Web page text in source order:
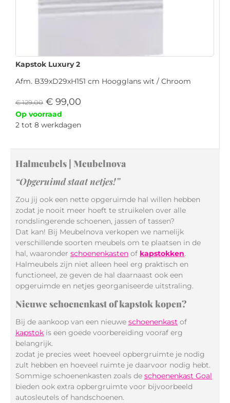
Kapstok Luxury 2
Afm. B39xD29xH151 cm Hoogglans wit / Chroom
€129,00 € 99,00
Op voorraad
2 tot 8 werkdagen
Halmeubels | Meubelnova
“Opgeruimd staat netjes!”
Zou jij ook een nette opgeruimde hal willen hebben
zodat je nooit meer hoeft te struikelen over alle
rondslingerende schoenen, jassen of tassen?
Dat kan! Bij Meubelnova verkopen we namelijk
verschillende soorten meubels om te plaatsen in de
hal, waaronder schoenenkasten of kapstokken.
Halmeubels zijn niet alleen heel erg praktisch en
functioneel, ze geven de hal daarnaast ook een
opgeruimde en netjes georganiseerde uitstraling.
Nieuwe schoenenkast of kapstok kopen?
Bij de aankoop van een nieuwe schoenenkast of
kapstok is een goede voorbereiding vooraf erg
belangrijk.
zodat je precies weet hoeveel opbergruimte je nodig
zult hebben en hoeveel ruimte je daarvoor nodig hebt.
Sommige schoenenkasten zoals de schoenenkast Goal
bieden ook extra opbergruimte voor bijvoorbeeld
autosleutels of handschoenen.